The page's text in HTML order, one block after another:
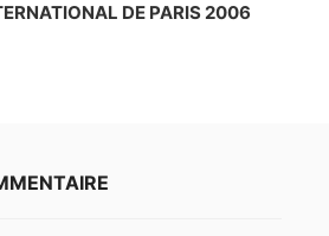
DE PARIS 2006